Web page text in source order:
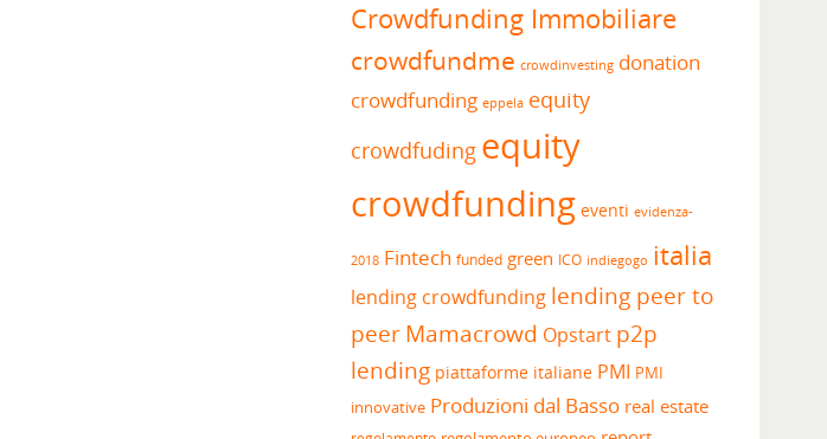
Crowdfunding Immobiliare
crowdfundme crowdinvesting donation
crowdfunding eppela equity
crowdfuding equity
crowdfunding eventi evidenza-
2018 Fintech funded green ICO indiegogo italia
lending crowdfunding lending peer to
peerMamacrowd Opstart p2p
lending piattaforme italiane PMI PMI
innovative Produzioni dal Basso real estate